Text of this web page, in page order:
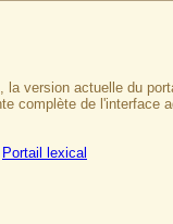
version actuelle du
complète de l'interface
Portail lexical